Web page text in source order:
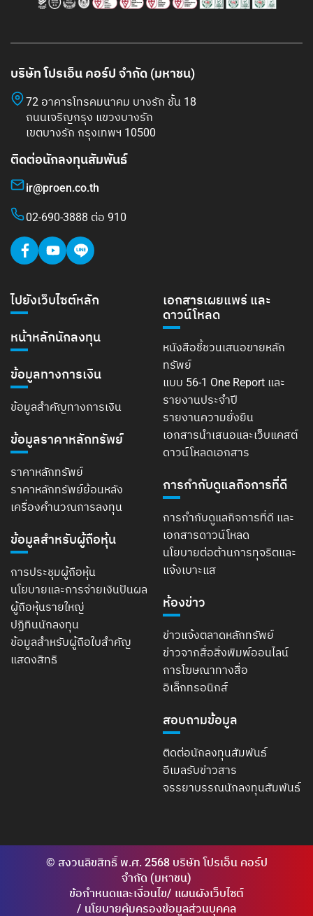
บริษัท โปรเอ็น คอร์ป จำกัด (มหาชน)
72 อาคารโทรคมนาคม บางรัก ชั้น 18
ถนนเจริญกรุง แขวงบางรัก
เขตบางรัก กรุงเทพฯ 10500
ติดต่อนักลงทุนสัมพันธ์
ir@proen.co.th
02-690-3888 ต่อ 910
ไปยังเว็บไซต์หลัก
หน้าหลักนักลงทุน
ข้อมูลทางการเงิน
ข้อมูลสำคัญทางการเงิน
ข้อมูลราคาหลักทรัพย์
ราคาหลักทรัพย์
ราคาหลักทรัพย์ย้อนหลัง
เครื่องคำนวณการลงทุน
ข้อมูลสำหรับผู้ถือหุ้น
การประชุมผู้ถือหุ้น
นโยบายและการจ่ายเงินปันผล
ผู้ถือหุ้นรายใหญ่
ปฏิทินนักลงทุน
ข้อมูลสำหรับผู้ถือใบสำคัญ
แสดงสิทธิ
เอกสารเผยแพร่ และ
ดาวน์โหลด
หนังสือชี้ชวนเสนอขายหลัก
ทรัพย์
แบบ 56-1 One Report และ
รายงานประจำปี
รายงานความยั่งยืน
เอกสารนำเสนอและเว็บแคสต์
ดาวน์โหลดเอกสาร
การกำกับดูแลกิจการที่ดี
การกำกับดูแลกิจการที่ดี และ
เอกสารดาวน์โหลด
นโยบายต่อต้านการทุจริตและ
แจ้งเบาะแส
ห้องข่าว
ข่าวแจ้งตลาดหลักทรัพย์
ข่าวจากสื่อสิ่งพิมพ์ออนไลน์
การโฆษณาทางสื่อ
อิเล็กทรอนิกส์
สอบถามข้อมูล
ติดต่อนักลงทุนสัมพันธ์
อีเมลรับข่าวสาร
จรรยาบรรณนักลงทุนสัมพันธ์
© สงวนลิขสิทธิ์ พ.ศ. 2568 บริษัท โปรเอ็น คอร์ป
จำกัด (มหาชน)
ข้อกำหนดและเงื่อนไข
แผนผังเว็บไซต์
นโยบายคุ้มครองข้อมูลส่วนบุคคล